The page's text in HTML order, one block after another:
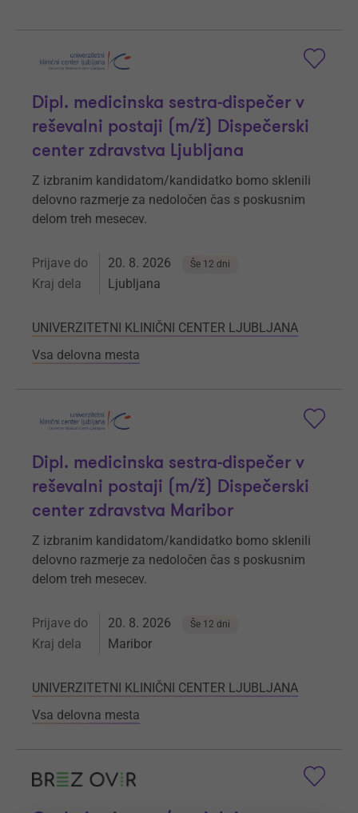
Dipl. medicinska sestra-dispečer v
reševalni postaji (m/ž) Dispečerski
center zdravstva Ljubljana
Z izbranim kandidatom/kandidatko bomo sklenili
delovno razmerje za nedoločen čas s poskusnim
delom treh mesecev.
Prijave do 20. 8. 2026 Še 12 dni
Kraj dela Ljubljana
UNIVERZITETNI KLINIČNI CENTER LJUBLJANA
Vsa delovna mesta
Dipl. medicinska sestra-dispečer v
reševalni postaji (m/ž) Dispečerski
center zdravstva Maribor
Z izbranim kandidatom/kandidatko bomo sklenili
delovno razmerje za nedoločen čas s poskusnim
delom treh mesecev.
Prijave do 20. 8. 2026 Še 12 dni
Kraj dela Maribor
UNIVERZITETNI KLINIČNI CENTER LJUBLJANA
Vsa delovna mesta